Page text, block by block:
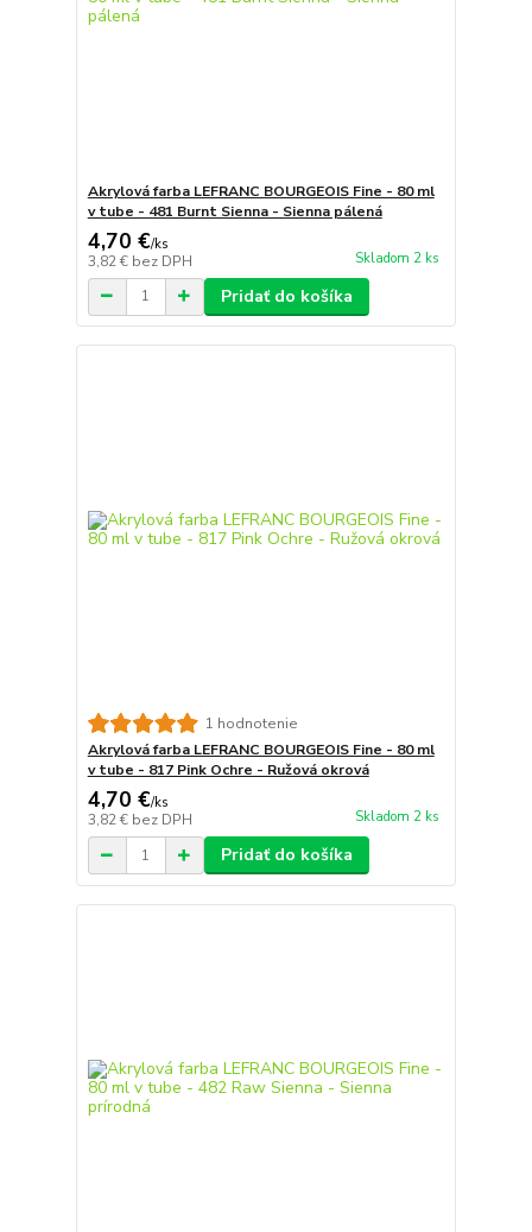
Akrylová farba LEFRANC BOURGEOIS Fine - 80 ml
v tube - 481 Burnt Sienna - Sienna pálená
4,70 €/ks
3,82 € bez DPH Skladom 2 ks
Pridať do košíka
1 hodnotenie
Akrylová farba LEFRANC BOURGEOIS Fine - 80 ml
v tube - 817 Pink Ochre - Ružová okrová
4,70 €/ks
3,82 € bez DPH Skladom 2 ks
Pridať do košíka